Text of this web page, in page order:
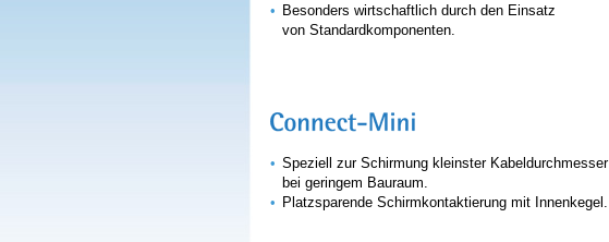
• Besonders wirtschaftlich durch den Einsatz
von Standardkomponenten.
• Speziell zur Schirmung kleinster Kabeldurchmesser
bei geringem Bauraum.
• Platzsparende Schirmkontaktierung mit Innenkegel.